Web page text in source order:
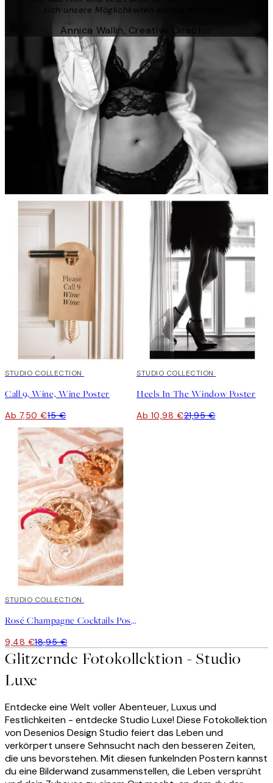
sich unsere Möglichkeiten endlos anfühlen."
Annica Wallin, Creative Director
50%*
STUDIO COLLECTION
Call 9, Wine, Wine Poster
Ab 7,50 €15 €
50%*
STUDIO COLLECTION
Heels In The Window Poster
Ab 10,98 €21,95 €
50%*
STUDIO COLLECTION
Rosé Champagne Cocktails Poster
9,48 €18,95 €
Glitzernde Fotokollektion - Studio
Luxe
Entdecke eine Welt voller Abenteuer, Luxus und
Festlichkeiten - entdecke Studio Luxe! Diese Fotokollektion
von Desenios Design Studio feiert das Leben und
verkörpert unsere Sehnsucht nach den besseren Zeiten,
die uns bevorstehen. Mit diesen funkelnden Postern kannst
du eine Bilderwand zusammenstellen, die Leben versprüht